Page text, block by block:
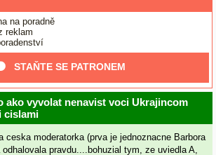
na poradně
reklam
STAŇTE SE PATRONEM
ako vyvolat nenavist voci Ukrajincom
cislami
ceska moderatorka (prva je jednoznacne Barbora
pravdu....bohuzial tym, ze uviedla A,